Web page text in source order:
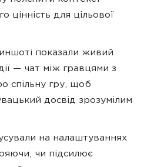
цінність для цільової
показали живий
— чат між гравцями з
спільну гру, щоб
досвід зрозумілим
на налаштуваннях
чи підсилює